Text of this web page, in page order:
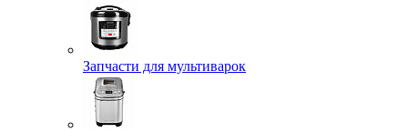
Запчасти для мультиварок